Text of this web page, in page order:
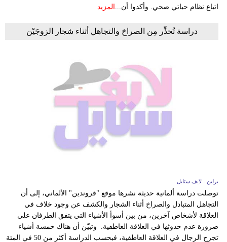
اتباع نظام حياتي صحي. وأكدوا أن...
المزيد
دراسة تُحذِّر مِن الصراخ والتجاهل أثناء شجار الزوجَيْن
برلين - لايف ستايل
توصلت دراسة ألمانية حديثة نشرها موقع "فروندين" الألماني، إلى أن
التجاهل المتبادل والصراخ أثناء الشجار والكشف عن وجود خلاف في
العلاقة لأشخاص آخرين، من بين أسوأ الأشياء التي يتفق الطرفان على
ضرورة عدم حدوثها في العلاقة العاطفية. وتبيّن أن هناك خمسة أشياء
تجرح الرجال في العلاقة العاطفية، فبحسب الدراسة أكثر من 50 في المئة